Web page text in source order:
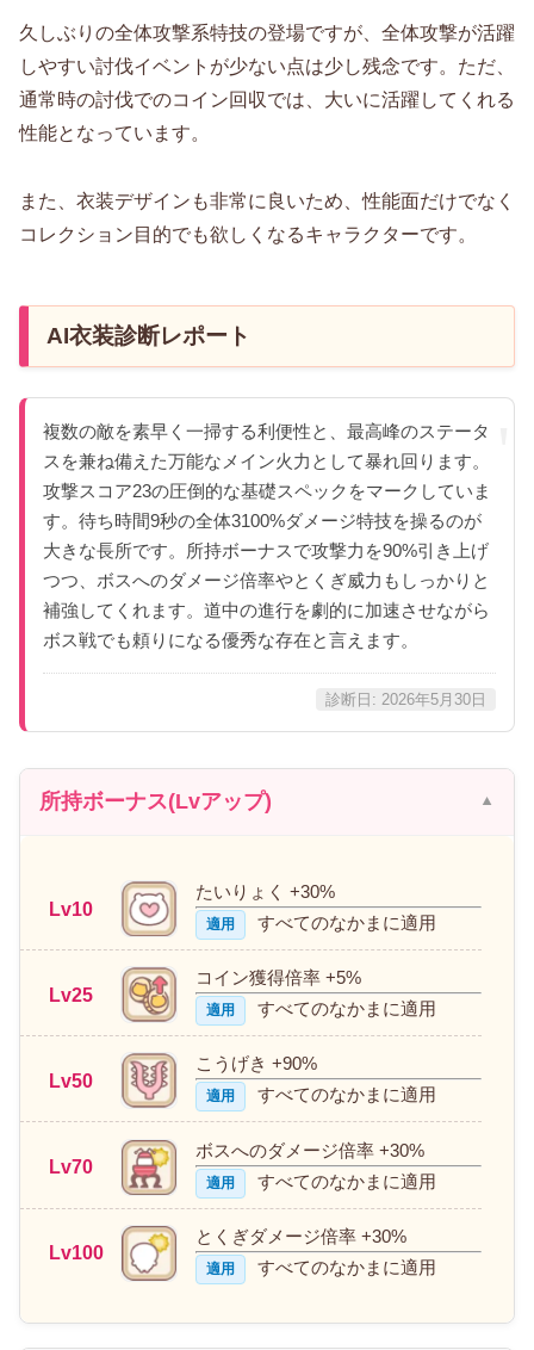
久しぶりの全体攻撃系特技の登場ですが、全体攻撃が活躍
しやすい討伐イベントが少ない点は少し残念です。ただ、
通常時の討伐でのコイン回収では、大いに活躍してくれる
性能となっています。
また、衣装デザインも非常に良いため、性能面だけでなく
コレクション目的でも欲しくなるキャラクターです。
AI衣装診断レポート
複数の敵を素早く一掃する利便性と、最高峰のステータ
スを兼ね備えた万能なメイン火力として暴れ回ります。
攻撃スコア23の圧倒的な基礎スペックをマークしていま
す。待ち時間9秒の全体3100%ダメージ特技を操るのが
大きな長所です。所持ボーナスで攻撃力を90%引き上げ
つつ、ボスへのダメージ倍率やとくぎ威力もしっかりと
補強してくれます。道中の進行を劇的に加速させながら
ボス戦でも頼りになる優秀な存在と言えます。
診断日: 2026年5月30日
所持ボーナス(Lvアップ)
Lv10
たいりょく +30%
適用 すべてのなかまに適用
Lv25
コイン獲得倍率 +5%
適用 すべてのなかまに適用
Lv50
こうげき +90%
適用 すべてのなかまに適用
Lv70
ボスへのダメージ倍率 +30%
適用 すべてのなかまに適用
Lv100
とくぎダメージ倍率 +30%
適用 すべてのなかまに適用